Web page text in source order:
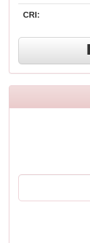
CRI: